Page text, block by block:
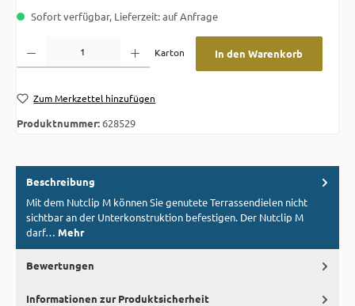
Sofort verfügbar, Lieferzeit: auf Anfrage
Karton
In den Warenkorb
Zum Merkzettel hinzufügen
Produktnummer:628529
Beschreibung
Mit dem Nutclip M können Sie genutete Terrassendielen nicht
sichtbar an der Unterkonstruktion befestigen. Der Nutclip M
darf… Mehr
Bewertungen
Informationen zur Produktsicherheit